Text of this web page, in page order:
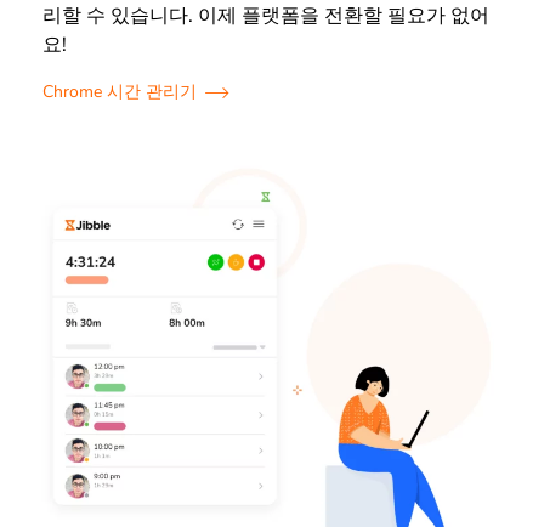
리할 수 있습니다. 이제 플랫폼을 전환할 필요가 없어
요!
Chrome 시간 관리기